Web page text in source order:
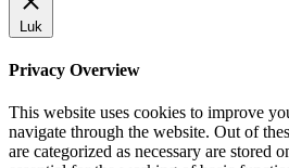
Luk
Privacy Overview
This website uses cookies to improve
navigate through the website. Out of
are categorized as necessary are stored